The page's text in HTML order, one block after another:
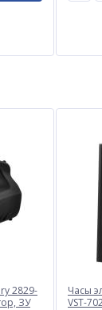
Li-Ion акум., ЗУ
$3.60
2829-
ЗУ
Часы
VST-